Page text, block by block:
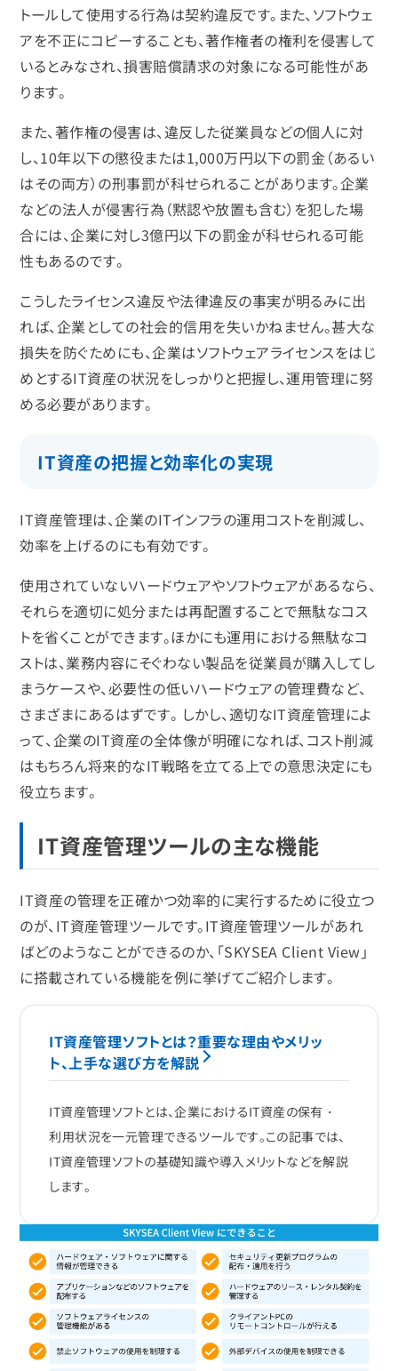
トールして使用する行為は契約違反です。また、ソフトウェ
アを不正にコピーすることも、著作権者の権利を侵害して
いるとみなされ、損害賠償請求の対象になる可能性があ
ります。
また、著作権の侵害は、違反した従業員などの個人に対
し、10年以下の懲役または1,000万円以下の罰金（あるい
はその両方）の刑事罰が科せられることがあります。企業
などの法人が侵害行為（黙認や放置も含む）を犯した場
合には、企業に対し3億円以下の罰金が科せられる可能
性もあるのです。
こうしたライセンス違反や法律違反の事実が明るみに出
れば、企業としての社会的信用を失いかねません。甚大な
損失を防ぐためにも、企業はソフトウェアライセンスをはじ
めとするIT資産の状況をしっかりと把握し、運用管理に努
める必要があります。
IT資産の把握と効率化の実現
IT資産管理は、企業のITインフラの運用コストを削減し、
効率を上げるのにも有効です。
使用されていないハードウェアやソフトウェアがあるなら、
それらを適切に処分または再配置することで無駄なコス
トを省くことができます。ほかにも運用における無駄なコ
ストは、業務内容にそぐわない製品を従業員が購入してし
まうケースや、必要性の低いハードウェアの管理費など、
さまざまにあるはずです。 しかし、適切なIT資産管理によ
って、企業のIT資産の全体像が明確になれば、コスト削減
はもちろん将来的なIT戦略を立てる上での意思決定にも
役立ちます。
IT資産管理ツールの主な機能
IT資産の管理を正確かつ効率的に実行するために役立つ
のが、IT資産管理ツールです。IT資産管理ツールがあれ
ばどのようなことができるのか、「SKYSEA Client View」
に搭載されている機能を例に挙げてご紹介します。
IT資産管理ソフトとは？重要な理由やメリッ
ト、上手な選び方を解説
IT資産管理ソフトとは、企業におけるIT資産の保有・
利用状況を一元管理できるツールです。この記事では、
IT資産管理ソフトの基礎知識や導入メリットなどを解説
します。